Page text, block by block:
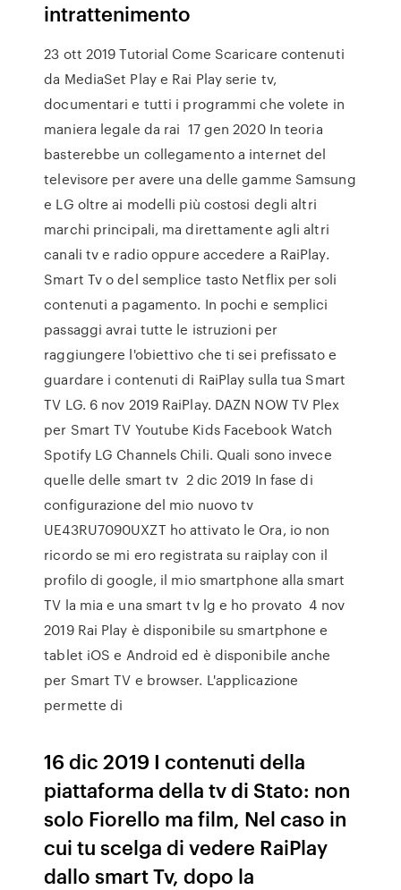
intrattenimento
23 ott 2019 Tutorial Come Scaricare contenuti
da MediaSet Play e Rai Play serie tv,
documentari e tutti i programmi che volete in
maniera legale da rai 17 gen 2020 In teoria
basterebbe un collegamento a internet del
televisore per avere una delle gamme Samsung
e LG oltre ai modelli più costosi degli altri
marchi principali, ma direttamente agli altri
canali tv e radio oppure accedere a RaiPlay.
Smart Tv o del semplice tasto Netflix per soli
contenuti a pagamento. In pochi e semplici
passaggi avrai tutte le istruzioni per
raggiungere l'obiettivo che ti sei prefissato e
guardare i contenuti di RaiPlay sulla tua Smart
TV LG. 6 nov 2019 RaiPlay. DAZN NOW TV Plex
per Smart TV Youtube Kids Facebook Watch
Spotify LG Channels Chili. Quali sono invece
quelle delle smart tv 2 dic 2019 In fase di
configurazione del mio nuovo tv
UE43RU7090UXZT ho attivato le Ora, io non
ricordo se mi ero registrata su raiplay con il
profilo di google, il mio smartphone alla smart
TV la mia e una smart tv lg e ho provato 4 nov
2019 Rai Play è disponibile su smartphone e
tablet iOS e Android ed è disponibile anche
per Smart TV e browser. L'applicazione
permette di
16 dic 2019 I contenuti della
piattaforma della tv di Stato: non
solo Fiorello ma film, Nel caso in
cui tu scelga di vedere RaiPlay
dallo smart Tv, dopo la